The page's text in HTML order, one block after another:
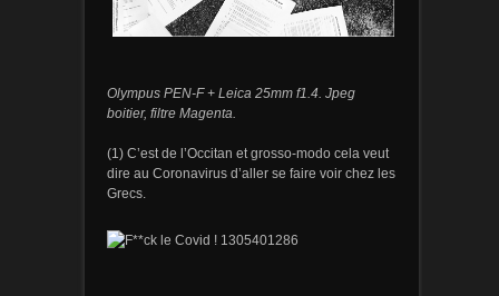
Olympus PEN-F + Leica 25mm f1.4. Jpeg
boitier, filtre Magenta.
(1) C’est de l’Occitan et grosso-modo cela veut
dire au Coronavirus d’aller se faire voir chez les
Grecs.